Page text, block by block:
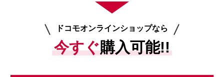
ドコモオンラインショップなら
今すぐ購入可能!!